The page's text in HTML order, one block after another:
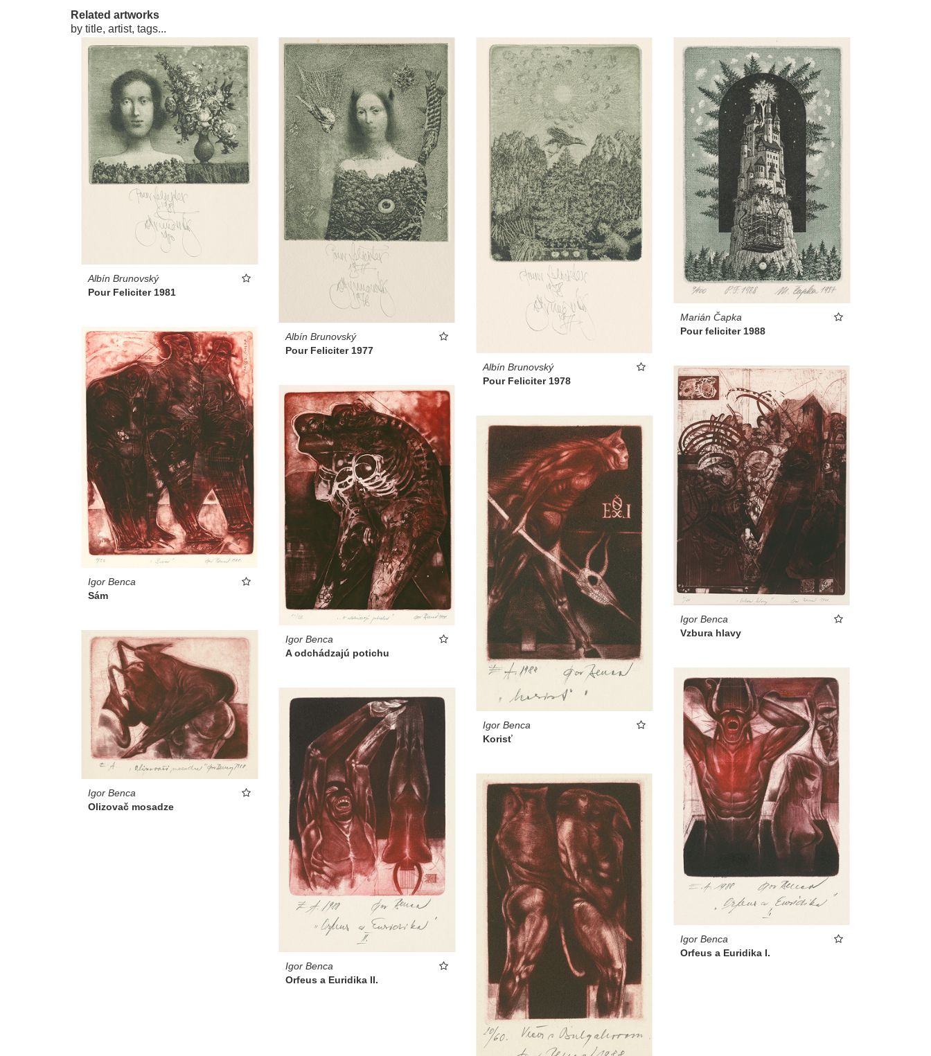
Related artworks
by title, artist, tags...
Albín Brunovský
Pour Feliciter 1981
Albín Brunovský
Pour Feliciter 1977
Albín Brunovský
Pour Feliciter 1978
Marián Čapka
Pour feliciter 1988
Igor Benca
Sám
Igor Benca
Vzbura hlavy
Igor Benca
A odchádzajú potichu
Igor Benca
Korisť
Igor Benca
Olizovač mosadze
Igor Benca
Orfeus a Euridika I.
Igor Benca
Orfeus a Euridika II.